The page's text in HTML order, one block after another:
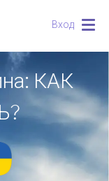
Вход
КАК